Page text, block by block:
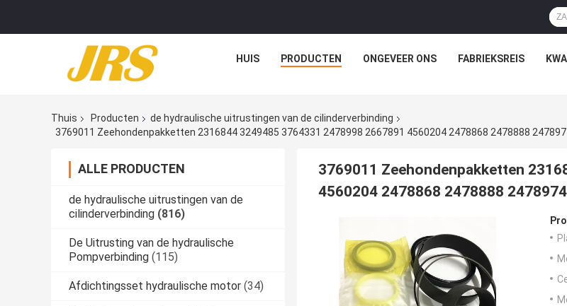
HUIS PRODUCTEN ONGEVEER ONS FABRIEKSREIS
Thuis Producten
de hydraulische uitrustingen van de cilinderverbinding
3769011 Zeehondenpakketten 2316844 3249485 3764331 2478998 2667891 4560204 2478868 2478888
ALLE PRODUCTEN
de hydraulische uitrustingen van de
cilinderverbinding (816)
De Uitrusting van de hydraulische
Pompverbinding (115)
Afdichtingsset hydraulische motor (34)
3769011 Zeehondenpakketten
4560204 2478868 2478888